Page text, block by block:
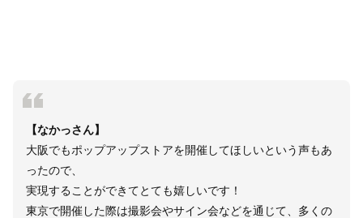
【なかっさん】
大阪でもポップアップストアを開催してほしいという声もあ
ったので、
実現することができてとても嬉しいです！
東京で開催した際は撮影会やサイン会などを通じて、多くの